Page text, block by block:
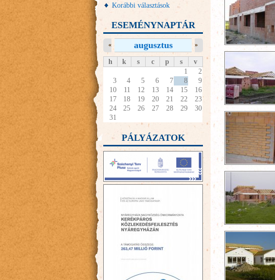
Korábbi választások
ESEMÉNYNAPTÁR
augusztus
« »
h k s c p s
v
1
2
3
4 5 6 7 8
9
10
11 12 13 14 15
16
17
18 19 20 21 22
23
24
25 26 27 28 29
30
31
PÁLYÁZATOK